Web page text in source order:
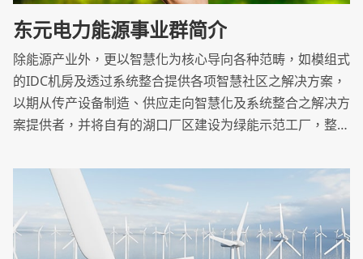
东元电力能源事业群简介
除能源产业外，更以智慧化为核心导向各种范畴，如模组式
的IDC机房及透过系统整合提供各项智慧社区之解决方案，
以期从传产设备制造、供应走向智慧化及系统整合之解决方
案提供者，并将自有的湖口厂区建设为绿能示范工厂，整合
源及社会永续发展。